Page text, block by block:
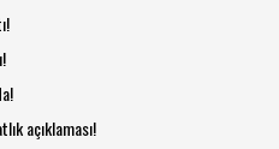
açıklaması!